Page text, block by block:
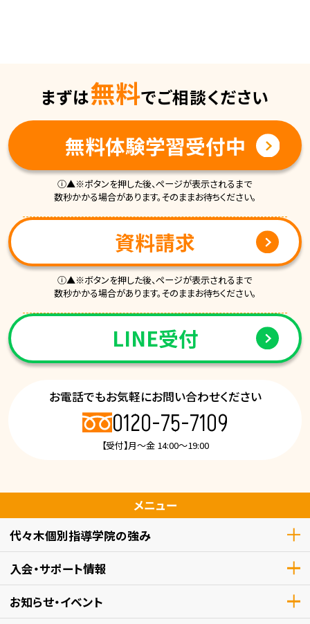
まずは無料でご相談ください
無料体験学習受付中
ⓘ▲※ポタンを押した後、ページが表示されるまで
数秒かかる場合があります。そのままお待ちください。
資料請求
ⓘ▲※ボタンを押した後、ページが表示されるまで
数秒かかる場合があります。そのままお待ちください。
LINE受付
お電話でもお気軽にお問い合わせください
0120-75-7109
【受付】月～金 14:00～19:00
メニュー
代々木個別指導学院の強み
入会・サポート情報
お知らせ・イベント